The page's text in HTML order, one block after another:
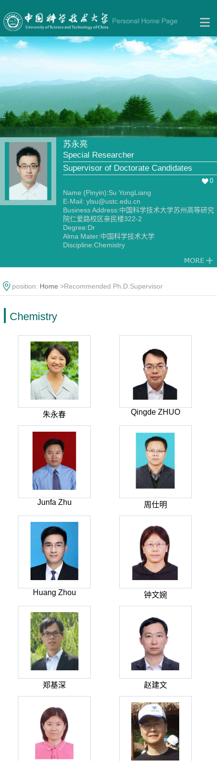
苏永亮
Special Researcher
Supervisor of Doctorate Candidates
0
Name (Pinyin):Su YongLiang
E-Mail: ylsu@ustc.edu.cn
Business Address:中国科学技术大学苏州高等研究
院仁爱路校区亲民楼322-2
Degree:Dr
Alma Mater:中国科学技术大学
Discipline:Chemistry
position: Home >Recommended Ph.D.Supervisor
Chemistry
朱永春 Qingde ZHUO
Junfa Zhu 周仕明
Huang Zhou 钟文婉
郑基深 赵建文